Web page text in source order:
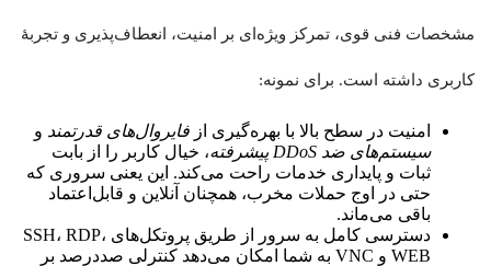
مشخصات فنی قوی، تمرکز ویژه‌ای بر امنیت، انعطاف‌پذیری و تجربهٔ
کاربری داشته است. برای نمونه:
امنیت در سطح بالا با بهره‌گیری از فایروال‌های قدرتمند و
سیستم‌های ضد DDoS پیشرفته
، خیال کاربر را از بابت
ثبات و پایداری خدمات راحت می‌کند. این یعنی سروری که
حتی در اوج حملات مخرب، همچنان آنلاین و قابل‌اعتماد
باقی می‌ماند.
دسترسی کامل به سرور از طریق پروتکل‌های SSH، RDP،
WEB و VNC به شما امکان می‌دهد کنترلی صددرصد بر